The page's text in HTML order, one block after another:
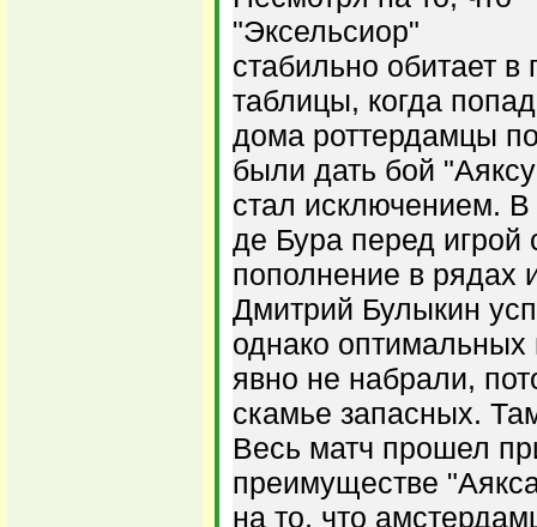
"Эксельсиор"
стабильно обитает в
таблицы, когда
дома роттердамцы
были дать бой
стал исключением. В
де Бура перед игрой
пополнение в рядах
Дмитрий Булыкин
однако оптимальных
явно не набрали,
скамье запасных.
Весь матч прошел
преимуществе
на то, что